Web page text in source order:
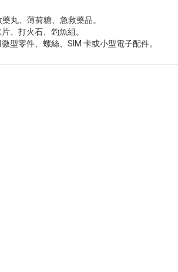
丸、薄荷糖、急救藥品。
、打火石、釣魚組。
型零件、螺絲、SIM 卡或小型電子配件。